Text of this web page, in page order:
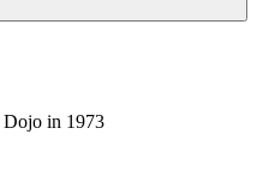
Dojo in 1973